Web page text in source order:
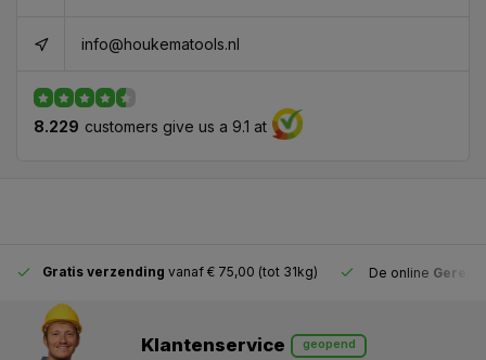
info@houkematools.nl
8.229 customers give us a 9.1 at
Gratis verzending vanaf € 75,00 (tot 31kg) De online
Klantenservice geopend